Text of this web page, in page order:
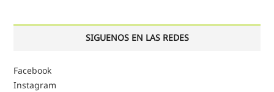
SIGUENOS EN LAS REDES
Facebook
Instagram